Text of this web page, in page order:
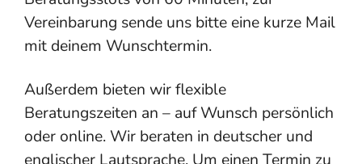
Vereinbarung sende uns bitte eine kurze Mail
mit deinem Wunschtermin.
Außerdem bieten wir flexible
Beratungszeiten an – auf Wunsch persönlich
oder online. Wir beraten in deutscher und